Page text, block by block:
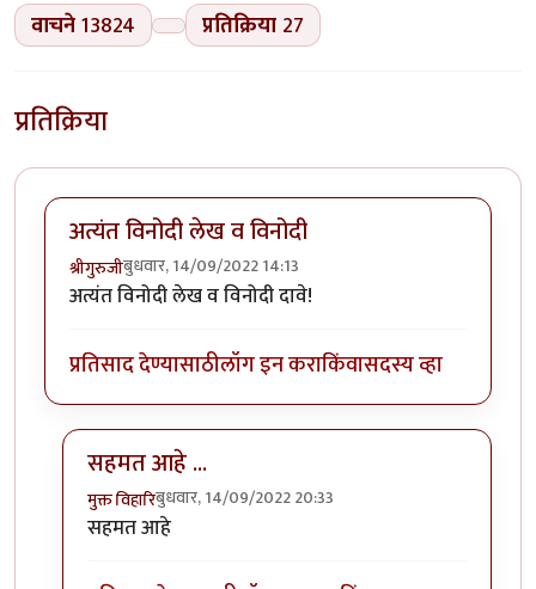
वाचने13824 प्रतिक्रिया 27
प्रतिक्रिया
अत्यंत विनोदी लेख व विनोदी
श्रीगुरुजीबुधवार, 14/09/2022 14:13
अत्यंत विनोदी लेख व विनोदी दावे!
प्रतिसाद देण्यासाठीलॉग इन कराकिंवासदस्य व्हा
सहमत आहे ...
मुक्त विहारिबुधवार, 14/09/2022 20:33
In reply to
सहमत आहे